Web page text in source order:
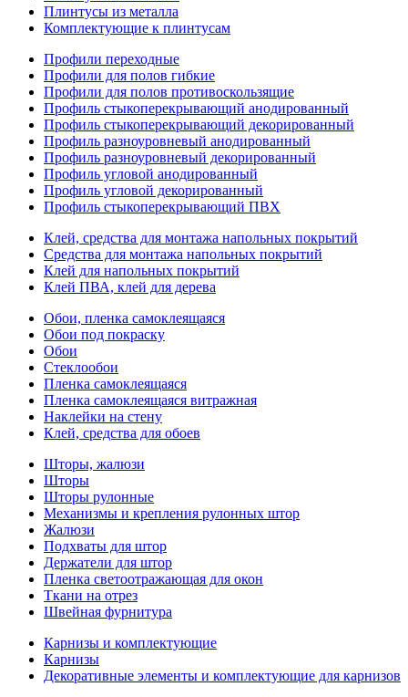
Плинтусы из металла
Комплектующие к плинтусам
Профили переходные
Профили для полов гибкие
Профили для полов противоскользящие
Профиль стыкоперекрывающий анодированный
Профиль стыкоперекрывающий декорированный
Профиль разноуровневый анодированный
Профиль разноуровневый декорированный
Профиль угловой анодированный
Профиль угловой декорированный
Профиль стыкоперекрывающий ПВХ
Клей, средства для монтажа напольных покрытий
Средства для монтажа напольных покрытий
Клей для напольных покрытий
Клей ПВА, клей для дерева
Обои, пленка самоклеящаяся
Обои под покраску
Обои
Стеклообои
Пленка самоклеящаяся
Пленка самоклеящаяся витражная
Наклейки на стену
Клей, средства для обоев
Шторы, жалюзи
Шторы
Шторы рулонные
Механизмы и крепления рулонных штор
Жалюзи
Подхваты для штор
Держатели для штор
Пленка светоотражающая для окон
Ткани на отрез
Швейная фурнитура
Карнизы и комплектующие
Карнизы
Декоративные элементы и комплектующие для карнизов